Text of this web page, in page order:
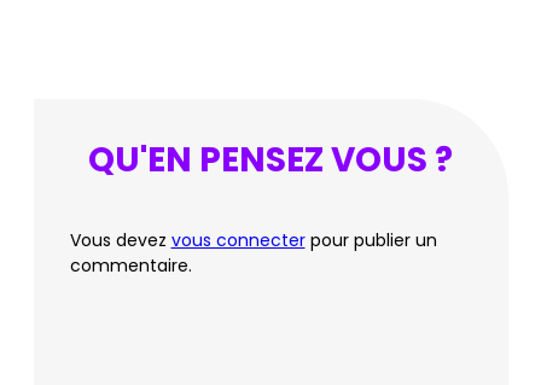
QU'EN PENSEZ VOUS ?
Vous devez vous connecterpour publier un
commentaire.